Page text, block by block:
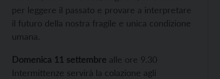
per leggere il passato e provare a interpretare
il futuro della nostra fragile e unica condizione
umana.
Domenica 11 settembre alle ore 9.30
Intermittenze servirà la colazione agli